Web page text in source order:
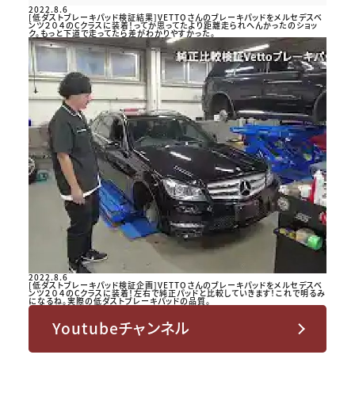
2022.8.6
[低ダストブレーキパッド検証結果]VETTOさんのブレーキパッドをメルセデスベ
ンツ２０４のCクラスに装着！ってか思ってたより距離走られへんかったのショッ
ク。もっと下道で走ってたら差がわかりやすかった。
2022.8.6
[低ダストブレーキパッド検証企画]VETTOさんのブレーキパッドをメルセデスベ
ンツ２０４のCクラスに装着！左右で純正パッドと比較していきます！これで明るみ
になるね。実際の低ダストブレーキパッドの品質。
Youtubeチャンネル